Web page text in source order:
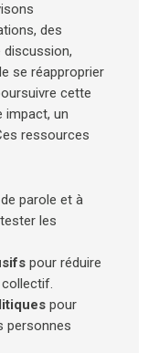
des
se réapproprier
cette
impact, un
ressources
parole et à
les
pour réduire
pour
personnes